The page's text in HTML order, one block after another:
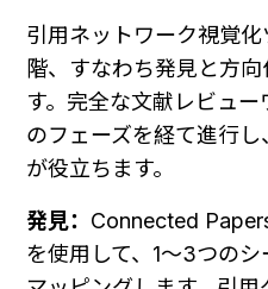
引用ネットワーク視覚
階、すなわち発見と方
す。完全な文献レビュ
のフェーズを経て進行
が役立ちます。
発見： Connected
を使用して、1〜3つの